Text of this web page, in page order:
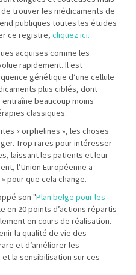
trouver les médicaments de
publiques toutes les études
ce registre, cliquez ici.
acquises comme les
rapidement. Il est
génétique d’une cellule
plus ciblés, dont
beaucoup moins
classiques.
« orphelines », les choses
Trop rares pour intéresser
laissant les patients et leur
l’Union Européenne a
pour que cela change.
son "Plan belge pour les
en 20 points d’actions répartis
en cours de réalisation.
la qualité de vie des
et d’améliorer les
la sensibilisation sur ces